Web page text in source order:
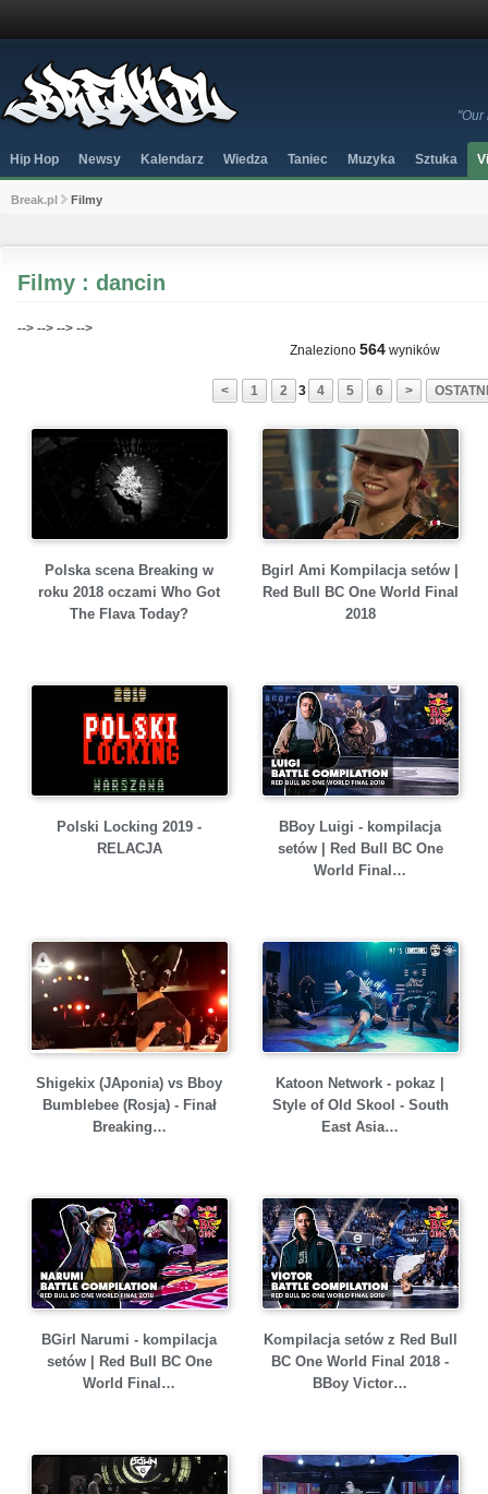
Hip Hop Newsy Kalendarz Wiedza Taniec Muzyka Sztuka
Break.pl Filmy
Filmy : dancin
--> --> --> -->
Znaleziono 564 wyników
< 1 2 3 4 5 6 >
Polska scena Breaking w
roku 2018 oczami Who Got
The Flava Today?
Bgirl Ami Kompilacja setów |
Red Bull BC One World Final
2018
Polski Locking 2019 -
RELACJA
BBoy Luigi - kompilacja
setów | Red Bull BC One
World Final…
Shigekix (JAponia) vs Bboy
Bumblebee (Rosja) - Finał
Breaking…
Katoon Network - pokaz |
Style of Old Skool - South
East Asia…
BGirl Narumi - kompilacja
setów | Red Bull BC One
World Final…
Kompilacja setów z Red Bull
BC One World Final 2018 -
BBoy Victor…